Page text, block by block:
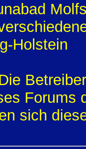
Holstein
Forums
sich